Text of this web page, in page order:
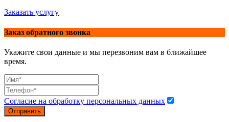
Заказать услугу
Заказ обратного звонка
Укажите свои данные и мы перезвоним вам в ближайшее
время.
Согласие на обработку персональных данных
Отправить